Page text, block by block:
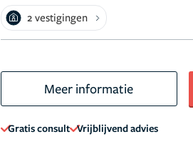
2 vestigingen
Meer informatie
Gratis consult Vrijblijvend advies